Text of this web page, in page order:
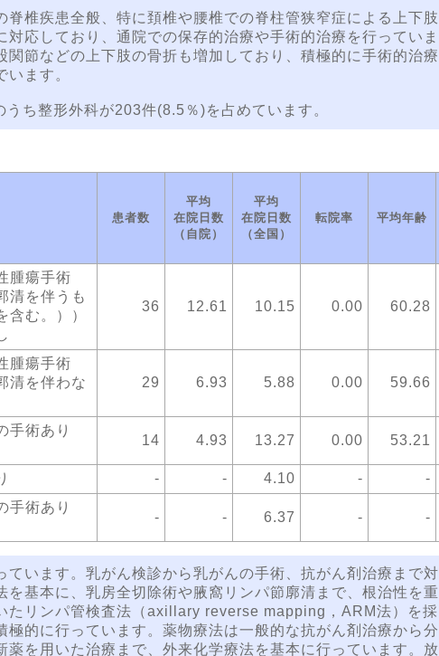
椎疾患全般、特に頚椎や腰椎での脊柱管狭窄症による上下肢
応しており、通院での保存的治療や手術的治療を行っていま
節などの上下肢の骨折も増加しており、積極的に手術的治療
ます。
ち整形外科が203件(8.5％)を占めています。
患者数
平均
在院日数
（自院）
平均
在院日数
（全国）
転院率 平均年齢
腫瘍手術
清を伴うも
含む。））
36 12.61 10.15 0.00 60.28
腫瘍手術
清を伴わな
29 6.93 5.88 0.00 59.66
手術あり
14 4.93 13.27 0.00 53.21
- - 4.10 - -
手術あり
- - 6.37 - -
います。乳がん検診から乳がんの手術、抗がん剤治療まで対
基本に、乳房全切除術や腋窩リンパ節廓清まで、根治性を重
たリンパ管検査法（axillary reverse mapping，ARM法）を採
的に行っています。薬物療法は一般的な抗がん剤治療から分
を用いた治療まで、外来化学療法を基本に行っています。放